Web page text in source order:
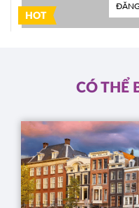
HOT
CÓ THỂ